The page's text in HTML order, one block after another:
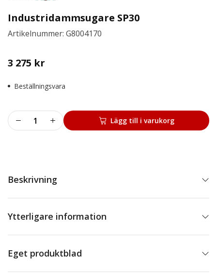
Industridammsugare SP30
Artikelnummer: G8004170
3 275 kr
Beställningsvara
Industridammsugare
SP30
Lägg till i varukorg
Beskrivning
Ytterligare information
Eget produktblad